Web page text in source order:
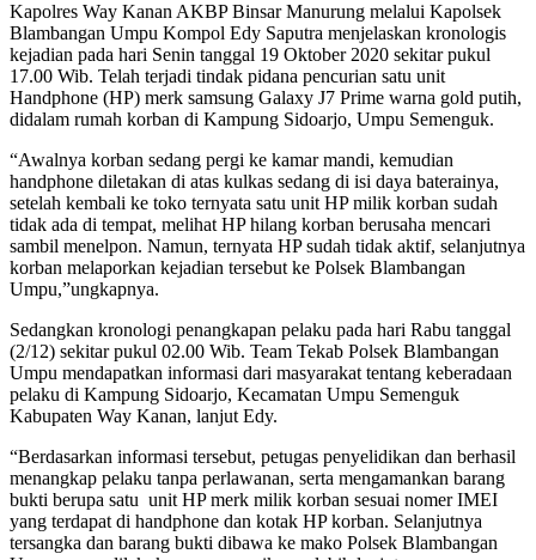
Kapolres Way Kanan AKBP Binsar Manurung melalui Kapolsek
Blambangan Umpu Kompol Edy Saputra menjelaskan kronologis
kejadian pada hari Senin tanggal 19 Oktober 2020 sekitar pukul
17.00 Wib. Telah terjadi tindak pidana pencurian satu unit
Handphone (HP) merk samsung Galaxy J7 Prime warna gold putih,
didalam rumah korban di Kampung Sidoarjo, Umpu Semenguk.
“Awalnya korban sedang pergi ke kamar mandi, kemudian
handphone diletakan di atas kulkas sedang di isi daya baterainya,
setelah kembali ke toko ternyata satu unit HP milik korban sudah
tidak ada di tempat, melihat HP hilang korban berusaha mencari
sambil menelpon. Namun, ternyata HP sudah tidak aktif, selanjutnya
korban melaporkan kejadian tersebut ke Polsek Blambangan
Umpu,”ungkapnya.
Sedangkan kronologi penangkapan pelaku pada hari Rabu tanggal
(2/12) sekitar pukul 02.00 Wib. Team Tekab Polsek Blambangan
Umpu mendapatkan informasi dari masyarakat tentang keberadaan
pelaku di Kampung Sidoarjo, Kecamatan Umpu Semenguk
Kabupaten Way Kanan, lanjut Edy.
“Berdasarkan informasi tersebut, petugas penyelidikan dan berhasil
menangkap pelaku tanpa perlawanan, serta mengamankan barang
bukti berupa satu unit HP merk milik korban sesuai nomer IMEI
yang terdapat di handphone dan kotak HP korban. Selanjutnya
tersangka dan barang bukti dibawa ke mako Polsek Blambangan